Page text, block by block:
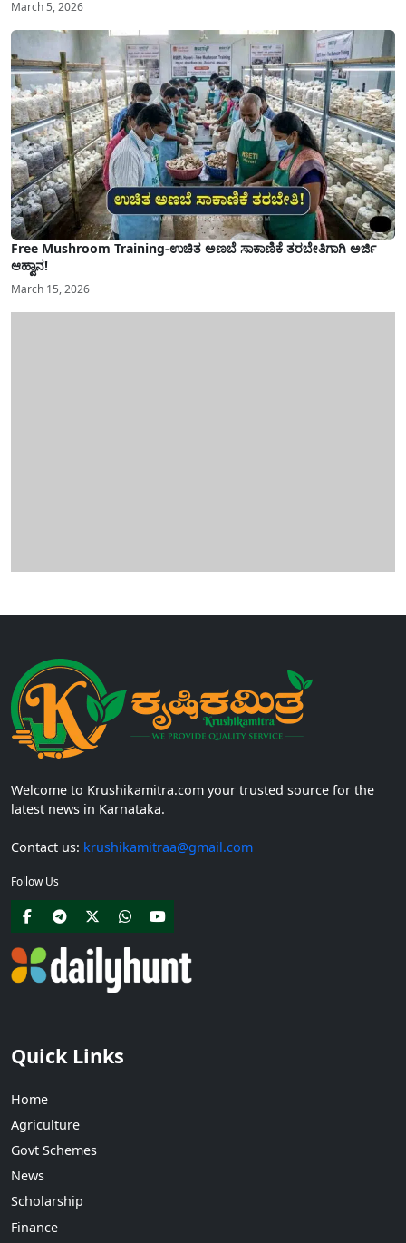
March 5, 2026
Free Mushroom Training-ಉಚಿತ ಅಣಬೆ ಸಾಕಾಣಿಕೆ ತರಬೇತಿಗಾಗಿ ಅರ್ಜಿ
ಆಹ್ವಾನ!
March 15, 2026
Welcome to Krushikamitra.com your trusted source for the
latest news in Karnataka.
Contact us: krushikamitraa@gmail.com
Follow Us
Quick Links
Home
Agriculture
Govt Schemes
News
Scholarship
Finance